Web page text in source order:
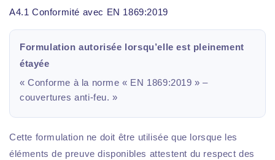
A4.1 Conformité avec EN 1869:2019
Formulation autorisée lorsqu’elle est pleinement
étayée
« Conforme à la norme « EN 1869:2019 » –
couvertures anti-feu. »
Cette formulation ne doit être utilisée que lorsque les
éléments de preuve disponibles attestent du respect des